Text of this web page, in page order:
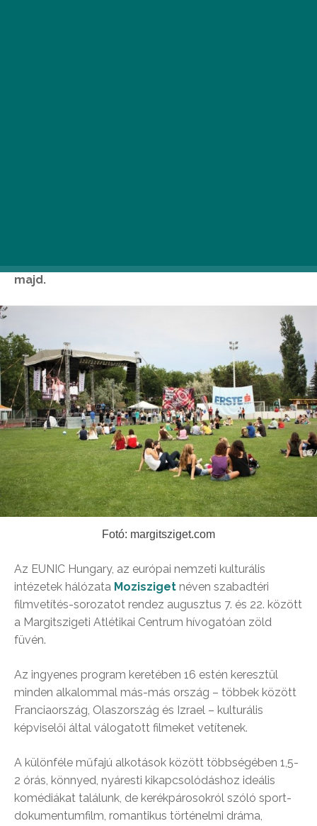
majd.
Fotó: margitsziget.com
Az EUNIC Hungary, az európai nemzeti kulturális
intézetek hálózata Mozisziget néven szabadtéri
filmvetítés-sorozatot rendez augusztus 7. és 22. között
a Margitszigeti Atlétikai Centrum hívogatóan zöld
füvén.
Az ingyenes program keretében 16 estén keresztül
minden alkalommal más-más ország – többek között
Franciaország, Olaszország és Izrael – kulturális
képviselői által válogatott filmeket vetítenek.
A különféle műfajú alkotások között többségében 1,5-
2 órás, könnyed, nyáresti kikapcsolódáshoz ideális
komédiákat találunk, de kerékpárosokról szóló sport-
dokumentumfilm, romantikus történelmi dráma,